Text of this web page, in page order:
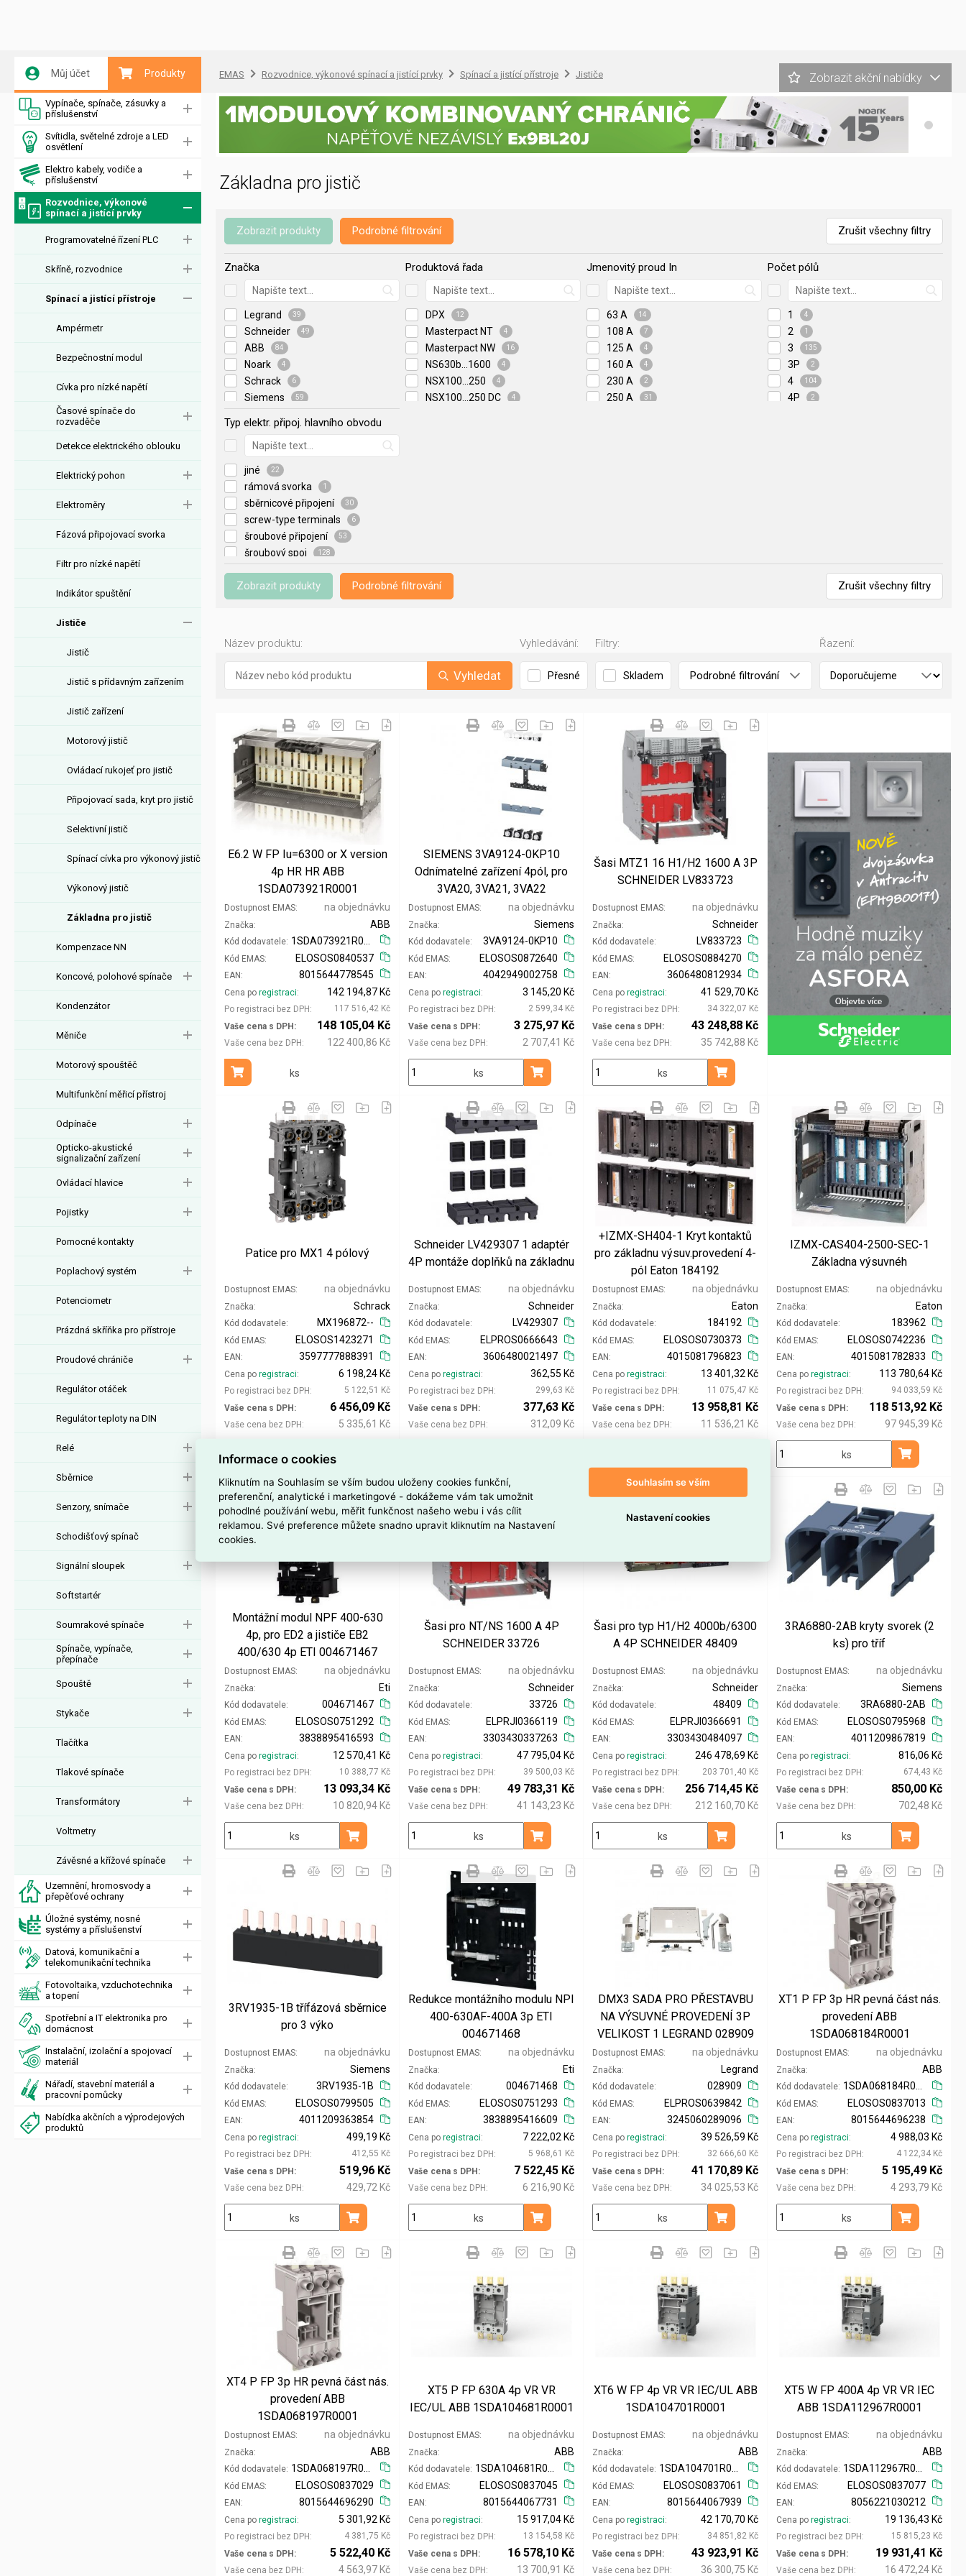
Můj účet Produkty
Vypínače, spínače, zásuvky a
příslušenství
Svítidla, světelné zdroje a LED
osvětlení
Elektro kabely, vodiče a
příslušenství
Rozvodnice, výkonové
spínací a jistící prvky
Programovatelné řízení PLC
Skříně, rozvodnice
Spínací a jistící přístroje
Ampérmetr
Bezpečnostní modul
Cívka pro nízké napětí
Časové spínače do
rozvaděče
Detekce elektrického oblouku
Elektrický pohon
Elektroměry
Fázová připojovací svorka
Filtr pro nízké napětí
Indikátor spuštění
Jističe
Jistič
Jistič s přídavným zařízením
Jistič zařízení
Motorový jistič
Ovládací rukojeť pro jistič
Připojovací sada, kryt pro jistič
Selektivní jistič
Spínací cívka pro výkonový jistič
Výkonový jistič
Základna pro jistič
Kompenzace NN
Koncové, polohové spínače
Kondenzátor
Měniče
Motorový spouštěč
Multifunkční měřicí přístroj
Odpínače
Opticko-akustické
signalizační zařízení
Ovládací hlavice
Pojistky
Pomocné kontakty
Poplachový systém
Potenciometr
Prázdná skříňka pro přístroje
Proudové chrániče
Regulátor otáček
Regulátor teploty na DIN
Relé
Sběrnice
Senzory, snímače
Schodišťový spínač
Signální sloupek
Softstartér
Soumrakové spínače
Spínače, vypínače,
přepínače
Spouště
Stykače
Tlačítka
Tlakové spínače
Transformátory
Voltmetry
Závěsné a křížové spínače
Uzemnění, hromosvody a
přepěťové ochrany
Úložné systémy, nosné
systémy a příslušenství
Datová, komunikační a
telekomunikační technika
Fotovoltaika, vzduchotechnika
a topení
Spotřební a IT elektronika pro
domácnost
Instalační, izolační a spojovací
materiál
Nářadí, stavební materiál a
pracovní pomůcky
Nabídka akčních a výprodejových
produktů
EMAS Rozvodnice, výkonové spínací a jistící prvky Spínací a jistící přístroje Jističe Zobrazit akční nabídky
Základna pro jistič
Zobrazit produkty Podrobné filtrování Zrušit všechny filtry
Značka
Legrand 39
Schneider 49
ABB 84
Noark 4
Schrack 6
Siemens 59
16
Produktová řada
DPX 12
Masterpact NT 4
Masterpact NW 16
NS630b...1600 4
NSX100...250 4
NSX100...250 DC 4
Jmenovitý proud In
63 A 14
108 A 7
125 A 4
160 A 4
230 A 2
250 A 31
2500 A 12
Počet pólů
1 4
2 1
3 135
3P 2
4 104
4P 2
Typ elektr. připoj. hlavního obvodu
jiné 22
rámová svorka 1
sběrnicové připojení 30
screw-type terminals 6
šroubové připojení 53
šroubový spoj 128
Zobrazit produkty Podrobné filtrování Zrušit všechny filtry
Název produktu:
Vyhledat
Vyhledávání:
Přesné
Filtry:
Skladem Podrobné filtrování
Řazení:
E6.2 W FP Iu=6300 or X version
4p HR HR ABB
1SDA073921R0001
Dostupnost EMAS na objednávku
Značka
Kód dodavatele
ABB
Kód EMAS
EAN
ELOSOS0840537
8015644778545
Cena po registraci
Po registraci bez DPH
142 194,87 Kč
117 516,42 Kč
Vaše cena s DPH
Vaše cena bez DPH
148 105,04 Kč
122 400,86 Kč
ks
Přidat do košíku
SIEMENS 3VA9124-0KP10
Odnímatelné zařízení 4pól, pro
3VA20, 3VA21, 3VA22
Dostupnost EMAS na objednávku
Značka
Kód dodavatele
Siemens
3VA9124-0KP10
Kód EMAS
EAN
ELOSOS0872640
4042949002758
Cena po registraci
Po registraci bez DPH
3 145,20 Kč
2 599,34 Kč
Vaše cena s DPH
Vaše cena bez DPH
3 275,97 Kč
2 707,41 Kč
ks Přidat do košíku
Šasi MTZ1 16 H1/H2 1600 A 3P
SCHNEIDER LV833723
Dostupnost EMAS na objednávku
Značka
Kód dodavatele
Schneider
LV833723
Kód EMAS
EAN
ELOSOS0884270
3606480812934
Cena po registraci
Po registraci bez DPH
41 529,70 Kč
34 322,07 Kč
Vaše cena s DPH
Vaše cena bez DPH
43 248,88 Kč
35 742,88 Kč
ks Přidat do košíku
Patice pro MX1 4 pólový
Dostupnost EMAS na objednávku
Značka
Kód dodavatele
Schrack
MX196872--
Kód EMAS
EAN
ELOSOS1423271
3597777888391
Cena po registraci
Po registraci bez DPH
6 198,24 Kč
5 122,51 Kč
Vaše cena s DPH
Vaše cena bez DPH
6 456,09 Kč
5 335,61 Kč
ks
Schneider LV429307 1 adaptér
4P montáže doplňků na základnu
Dostupnost EMAS na objednávku
Značka
Kód dodavatele
Schneider
LV429307
Kód EMAS
EAN
ELPROS0666643
3606480021497
Cena po registraci
Po registraci bez DPH
362,55 Kč
299,63 Kč
Vaše cena s DPH
Vaše cena bez DPH
377,63 Kč
312,09 Kč
+IZMX-SH404-1 Kryt kontaktů
pro základnu výsuv.provedení 4-
pól Eaton 184192
Dostupnost EMAS na objednávku
Značka
Kód dodavatele
Eaton
184192
Kód EMAS
EAN
ELOSOS0730373
4015081796823
Cena po registraci
Po registraci bez DPH
13 401,32 Kč
11 075,47 Kč
Vaše cena s DPH
Vaše cena bez DPH
13 958,81 Kč
11 536,21 Kč
Přidat do košíku
IZMX-CAS404-2500-SEC-1
Základna výsuvnéh
Dostupnost EMAS na objednávku
Značka
Kód dodavatele
Eaton
183962
Kód EMAS
EAN
ELOSOS0742236
4015081782833
Cena po registraci
Po registraci bez DPH
113 780,64 Kč
94 033,59 Kč
Vaše cena s DPH
Vaše cena bez DPH
118 513,92 Kč
97 945,39 Kč
ks Přidat do
Montážní modul NPF 400-630
4p, pro ED2 a jističe EB2
400/630 4p ETI 004671467
Dostupnost EMAS na objednávku
Značka
Kód dodavatele
Eti
004671467
Kód EMAS
EAN
ELOSOS0751292
3838895416593
Cena po registraci
Po registraci bez DPH
12 570,41 Kč
10 388,77 Kč
Vaše cena s DPH
Vaše cena bez DPH
13 093,34 Kč
10 820,94 Kč
ks Přidat do košíku
Šasi pro NT/NS 1600 A 4P
SCHNEIDER 33726
Dostupnost EMAS na objednávku
Značka
Kód dodavatele
Schneider
33726
Kód EMAS
EAN
ELPRJI0366119
3303430337263
Cena po registraci
Po registraci bez DPH
47 795,04 Kč
39 500,03 Kč
Vaše cena s DPH
Vaše cena bez DPH
49 783,31 Kč
41 143,23 Kč
ks Přidat do košíku
Šasi pro typ H1/H2 4000b/6300
A 4P SCHNEIDER 48409
Dostupnost EMAS na objednávku
Značka
Kód dodavatele
Schneider
48409
Kód EMAS
EAN
ELPRJI0366691
3303430484097
Cena po registraci
Po registraci bez DPH
246 478,69 Kč
203 701,40 Kč
Vaše cena s DPH
Vaše cena bez DPH
256 714,45 Kč
212 160,70 Kč
ks Přidat do košíku
3RA6880-2AB kryty svorek (2
ks) pro tříf
Dostupnost EMAS na objednávku
Značka
Kód dodavatele
Siemens
3RA6880-2AB
Kód EMAS
EAN
ELOSOS0795968
4011209867819
Cena po registraci
Po registraci bez DPH
816,06 Kč
674,43 Kč
Vaše cena s DPH
Vaše cena bez DPH
850,00 Kč
702,48 Kč
ks Přidat do
3RV1935-1B třífázová sběrnice
pro 3 výko
Dostupnost EMAS na objednávku
Značka
Kód dodavatele
Siemens
3RV1935-1B
Kód EMAS
EAN
ELOSOS0799505
4011209363854
Cena po registraci
Po registraci bez DPH
499,19 Kč
412,55 Kč
Vaše cena s DPH
Vaše cena bez DPH
519,96 Kč
429,72 Kč
ks Přidat do košíku
Redukce montážního modulu NPI
400-630AF-400A 3p ETI
004671468
Dostupnost EMAS na objednávku
Značka
Kód dodavatele
Eti
004671468
Kód EMAS
EAN
ELOSOS0751293
3838895416609
Cena po registraci
Po registraci bez DPH
7 222,02 Kč
5 968,61 Kč
Vaše cena s DPH
Vaše cena bez DPH
7 522,45 Kč
6 216,90 Kč
ks Přidat do košíku
DMX3 SADA PRO PŘESTAVBU
NA VÝSUVNÉ PROVEDENÍ 3P
VELIKOST 1 LEGRAND 028909
Dostupnost EMAS na objednávku
Značka
Kód dodavatele
Legrand
028909
Kód EMAS
EAN
ELPROS0639842
3245060289096
Cena po registraci
Po registraci bez DPH
39 526,59 Kč
32 666,60 Kč
Vaše cena s DPH
Vaše cena bez DPH
41 170,89 Kč
34 025,53 Kč
ks Přidat do košíku
XT1 P FP 3p HR pevná část nás.
provedení ABB
1SDA068184R0001
Dostupnost EMAS na objednávku
Značka
Kód dodavatele
ABB
1SDA068184R0001
Kód EMAS
EAN
ELOSOS0837013
8015644696238
Cena po registraci
Po registraci bez DPH
4 988,03 Kč
4 122,34 Kč
Vaše cena s DPH
Vaše cena bez DPH
5 195,49 Kč
4 293,79 Kč
ks Přidat do
XT4 P FP 3p HR pevná část nás.
provedení ABB
1SDA068197R0001
Dostupnost EMAS na objednávku
Značka
Kód dodavatele
ABB
Kód EMAS
EAN
ELOSOS0837029
8015644696290
Cena po registraci
Po registraci bez DPH
5 301,92 Kč
4 381,75 Kč
Vaše cena s DPH
Vaše cena bez DPH
5 522,40 Kč
4 563,97 Kč
XT5 P FP 630A 4p VR VR
IEC/UL ABB 1SDA104681R0001
Dostupnost EMAS na objednávku
Značka
Kód dodavatele
ABB
Kód EMAS
EAN
ELOSOS0837045
8015644067731
Cena po registraci
Po registraci bez DPH
15 917,04 Kč
13 154,58 Kč
Vaše cena s DPH
Vaše cena bez DPH
16 578,10 Kč
13 700,91 Kč
XT6 W FP 4p VR VR IEC/UL ABB
1SDA104701R0001
Dostupnost EMAS na objednávku
Značka
Kód dodavatele
ABB
Kód EMAS
EAN
ELOSOS0837061
8015644067939
Cena po registraci
Po registraci bez DPH
42 170,70 Kč
34 851,82 Kč
Vaše cena s DPH
Vaše cena bez DPH
43 923,91 Kč
36 300,75 Kč
XT5 W FP 400A 4p VR VR IEC
ABB 1SDA112967R0001
Dostupnost EMAS na objednávku
Značka
Kód dodavatele
ABB
Kód EMAS
EAN
ELOSOS0837077
8056221030212
Cena po registraci
Po registraci bez DPH
19 136,43 Kč
15 815,23 Kč
Vaše cena s DPH
Vaše cena bez DPH
19 931,41 Kč
16 472,24 Kč
Informace o cookies
Kliknutím na Souhlasím se vším budou uloženy cookies funkční,
preferenční, analytické i marketingové - dokážeme vám tak umožnit
pohodlné používání webu, měřit funkčnost našeho webu i vás cílit
reklamou. Své preference můžete snadno upravit kliknutím na Nastavení
cookies.
Souhlasím se vším
Nastavení cookies